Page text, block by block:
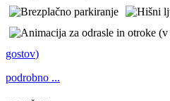
gostov)
podrobno ...